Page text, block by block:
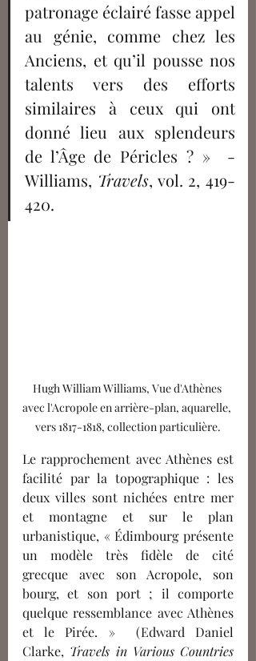
patronage éclairé fasse appel
au génie, comme chez les
Anciens, et qu’il pousse nos
talents vers des efforts
similaires à ceux qui ont
donné lieu aux splendeurs
Williams, Travels, vol. 2, 419-
420.
Hugh William Williams, Vue d'Athènes
avec l'Acropole en arrière-plan, aquarelle,
vers 1817-1818, collection particulière.
Le rapprochement avec Athènes est
facilité par la topographique : les
deux villes sont nichées entre mer
et montagne et sur le plan
urbanistique, « Édimbourg présente
un modèle très fidèle de cité
grecque avec son Acropole, son
bourg, et son port ; il comporte
quelque ressemblance avec Athènes
et le Pirée. »  (Edward Daniel
Clarke, Travels in Various Countries